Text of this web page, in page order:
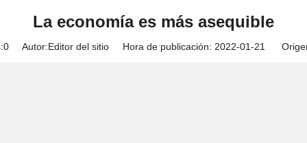
La economía es más asequible
0Autor:Editor del sitio Hora de publicación: 2022-01-21